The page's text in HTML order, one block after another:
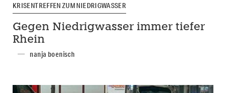
KRISENTREFFEN ZUM NIEDRIGWASSER
Gegen Niedrigwasser immer tiefer
Rhein
nanja boenisch